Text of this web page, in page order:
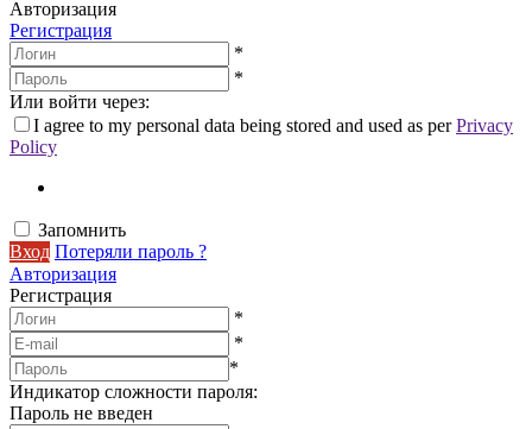
Авторизация
Регистрация
*
*
Или войти через:
I agree to my personal data being stored and used as perPrivacy
Policy
Запомнить
Вход Потеряли пароль ?
Авторизация
Регистрация
*
*
*
Индикатор сложности пароля:
Пароль не введен